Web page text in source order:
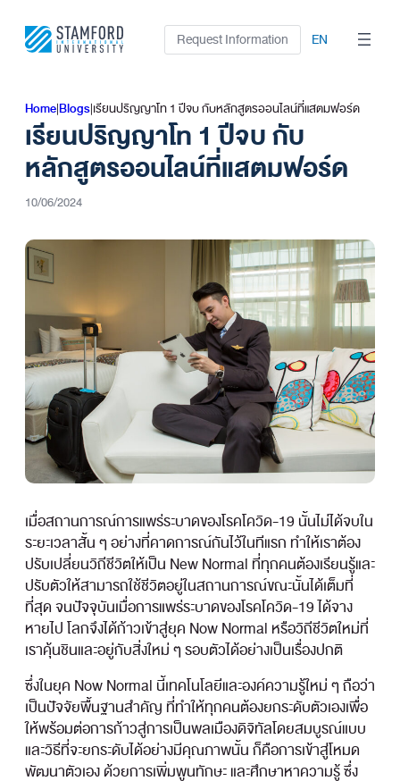
content
Request Information EN
Home|Blogs|เรียนปริญญาโท 1 ปีจบ กับหลักสูตรออนไลน์ที่แสตมฟอร์ด
เรียนปริญญาโท 1 ปีจบ กับ
หลักสูตรออนไลน์ที่แสตมฟอร์ด
10/06/2024
เมื่อสถานการณ์การแพร่ระบาดของโรคโควิด-19 นั้นไม่ได้จบใน
ระยะเวลาสั้น ๆ อย่างที่คาดการณ์กันไว้ในทีแรก ทำให้เราต้อง
ปรับเปลี่ยนวิถีชีวิตให้เป็น New Normal ที่ทุกคนต้องเรียนรู้และ
ปรับตัวให้สามารถใช้ชีวิตอยู่ในสถานการณ์ขณะนั้นได้เต็มที่
ที่สุด จนปัจจุบันเมื่อการแพร่ระบาดของโรคโควิด-19 ได้จาง
หายไป โลกจึงได้ก้าวเข้าสู่ยุค Now Normal หรือวิถีชีวิตใหม่ที่
เราคุ้นชินและอยู่กับสิ่งใหม่ ๆ รอบตัวได้อย่างเป็นเรื่องปกติ
ซึ่งในยุค Now Normal นี้เทคโนโลยีและองค์ความรู้ใหม่ ๆ ถือว่า
เป็นปัจจัยพื้นฐานสำคัญ ที่ทำให้ทุกคนต้องยกระดับตัวเองเพื่อ
ให้พร้อมต่อการก้าวสู่การเป็นพลเมืองดิจิทัลโดยสมบูรณ์แบบ
และวิธีที่จะยกระดับได้อย่างมีคุณภาพนั้น ก็คือการเข้าสู่โหมด
พัฒนาตัวเอง ด้วยการเพิ่มพูนทักษะ และศึกษาหาความรู้ ซึ่ง